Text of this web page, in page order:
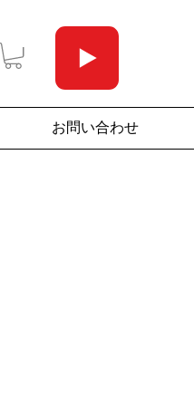
お問い合わせ